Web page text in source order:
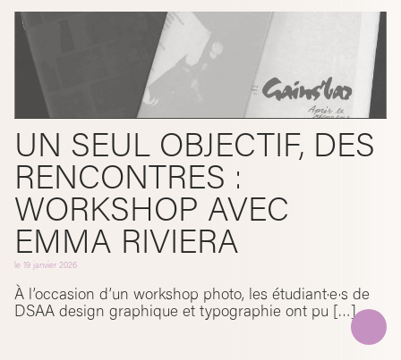
UN SEUL OBJECTIF, DES
RENCONTRES :
WORKSHOP AVEC
EMMA RIVIERA
le 19 janvier 2026
À l’occasion d’un workshop photo, les étudiant·e·s de
DSAA design graphique et typographie ont pu […]